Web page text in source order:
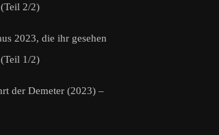
2/2)
2023, die ihr gesehen
1/2)
der Demeter (2023) –